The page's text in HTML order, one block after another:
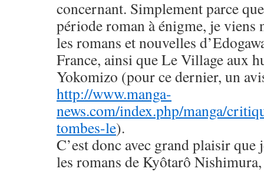
concernant. Simplement parce
période roman à énigme, je viens
les romans et nouvelles
France, ainsi que Le Village aux
Yokomizo (pour ce dernier, un
http://www.manga-
news.com/index.php/manga/
tombes-le).
C’est donc avec grand plaisir que
les romans de Kyôtarô